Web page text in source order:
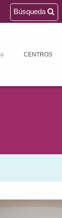
CENTROS
Búsqueda